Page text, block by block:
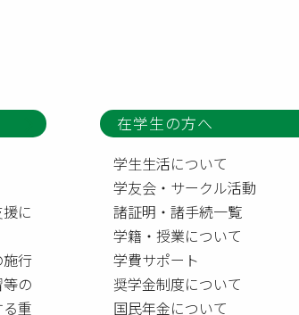
に
施行
の
重
在学生の方へ
学生生活について
学友会・サークル活動
諸証明・諸手続一覧
学籍・授業について
学費サポート
奨学金制度について
国民年金について